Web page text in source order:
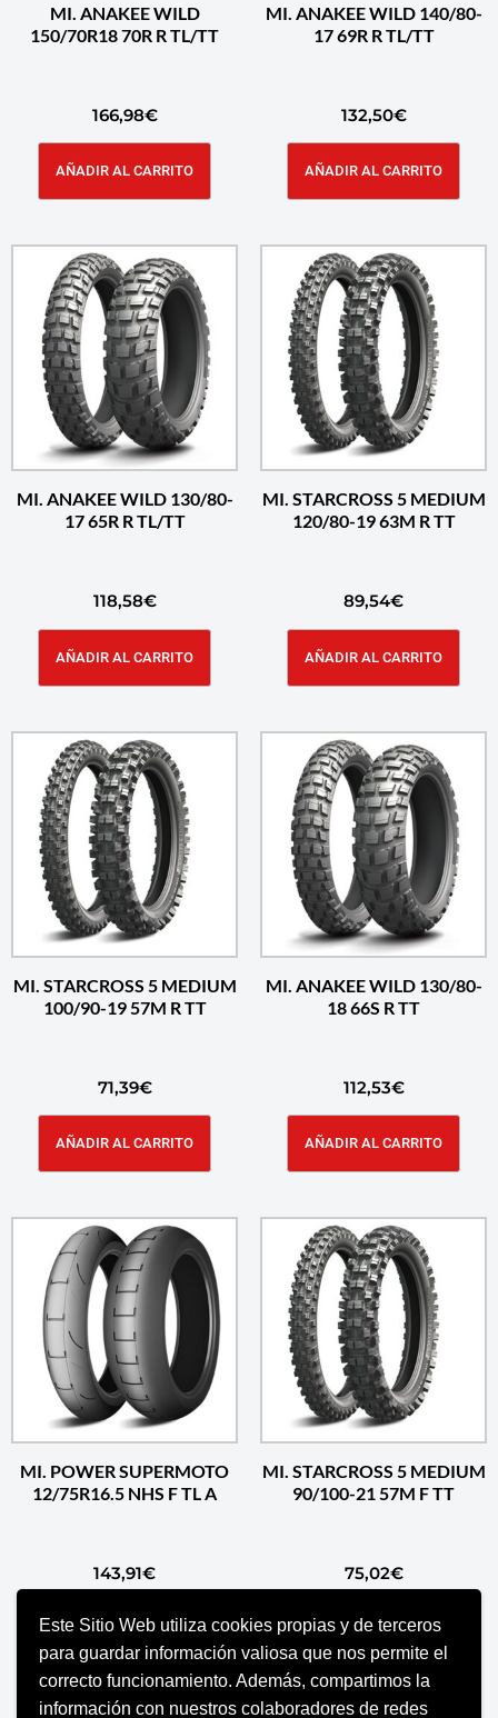
Este Sitio Web utiliza cookies propias y de terceros
para guardar información valiosa que nos permite el
correcto funcionamiento. Además, compartimos la
información con nuestros colaboradores de redes
MI. ANAKEE WILD
150/70R18 70R R TL/TT
166,98€
AÑADIR AL CARRITO
MI. ANAKEE WILD 140/80-
17 69R R TL/TT
132,50€
AÑADIR AL CARRITO
MI. ANAKEE WILD 130/80-
17 65R R TL/TT
118,58€
AÑADIR AL CARRITO
MI. STARCROSS 5 MEDIUM
120/80-19 63M R TT
89,54€
AÑADIR AL CARRITO
MI. STARCROSS 5 MEDIUM
100/90-19 57M R TT
71,39€
AÑADIR AL CARRITO
MI. ANAKEE WILD 130/80-
18 66S R TT
112,53€
AÑADIR AL CARRITO
MI. POWER SUPERMOTO
12/75R16.5 NHS F TL A
143,91€
AÑADIR AL CARRITO
MI. STARCROSS 5 MEDIUM
90/100-21 57M F TT
75,02€
AÑADIR AL CARRITO